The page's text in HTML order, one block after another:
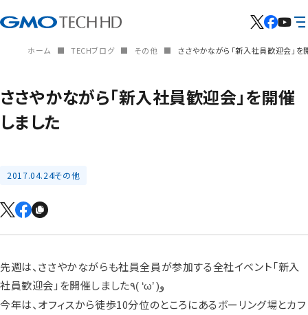
ホーム TECHブログ その他 ささやかながら「新入社員歓迎会」を
ささやかながら「新入社員歓迎会」を開催
しました
2017.04.24その他
先週は、ささやかながらも社員全員が参加する全社イベント「新入
社員歓迎会」を開催しました
٩( ‘ω’ )و
今年は、オフィスから徒歩10分位のところにあるボーリング場とカフ